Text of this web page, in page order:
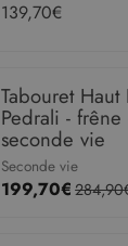
139,70€
Tabouret
Pedrali -
seconde vie
Seconde vie
199,70€